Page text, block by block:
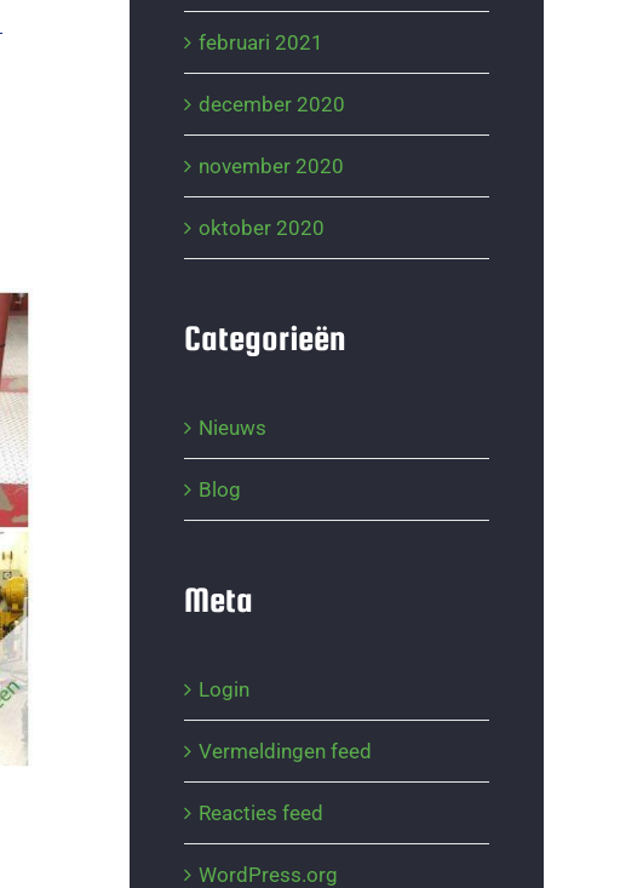
februari 2021
december 2020
november 2020
oktober 2020
Categorieën
Nieuws
Blog
Meta
Login
Vermeldingen feed
Reacties feed
WordPress.org